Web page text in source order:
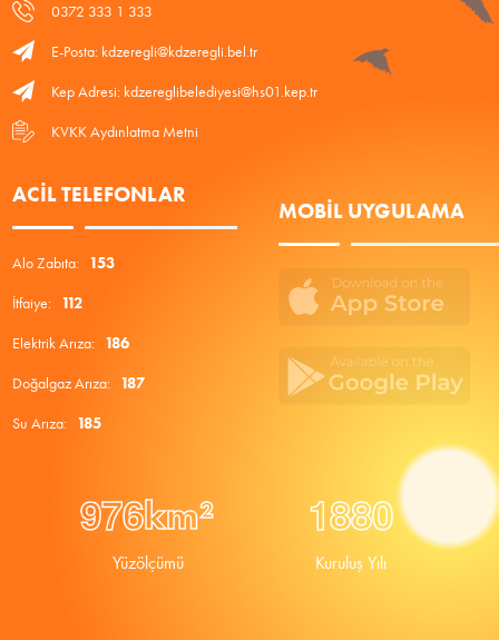
0372 333 1 333
E-Posta: kdzeregli@kdzeregli.bel.tr
Kep Adresi: kdzereglibelediyesi@hs01.kep.tr
KVKK Aydınlatma Metni
ACIL TELEFONLAR
Alo Zabıta: 153
İtfaiye: 112
Elektrik Arıza: 186
Doğalgaz Arıza: 187
Su Arıza: 185
MOBIL UYGULAMA
976km²
Yüzölçümü
1880
Kuruluş Yılı